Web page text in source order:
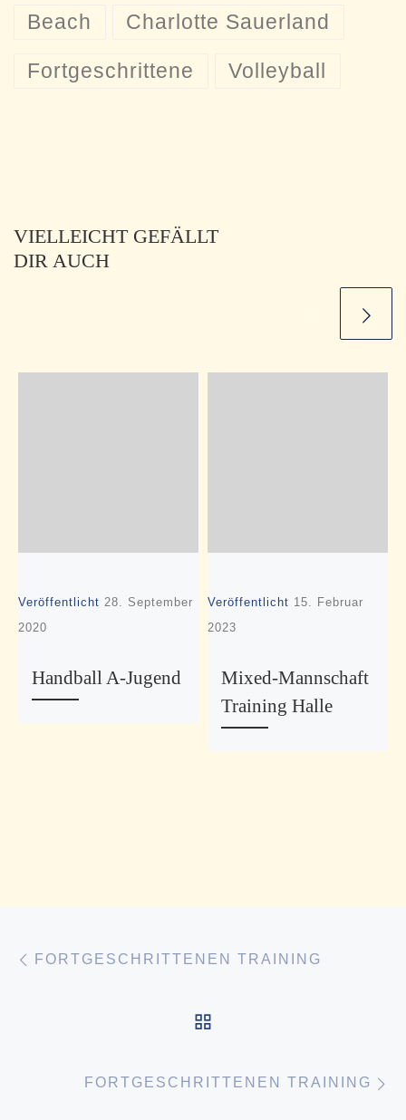
Beach Charlotte Sauerland
Fortgeschrittene Volleyball
VIELLEICHT GEFÄLLT
DIR AUCH
Veröffentlicht 28. September
2020
Handball A-Jugend
Veröffentlicht 15. Februar
2023
Mixed-Mannschaft
Training Halle
Beitragsnavigation
FORTGESCHRITTENEN TRAINING
FORTGESCHRITTENEN TRAINING